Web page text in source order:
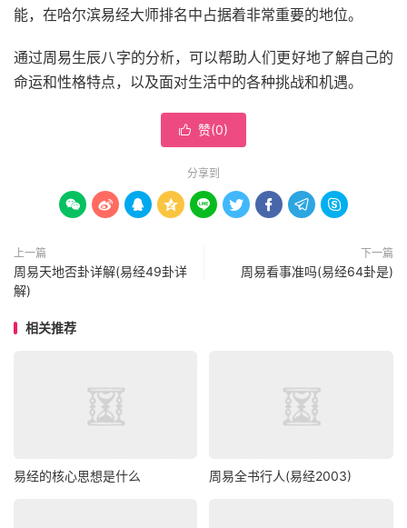
能，在哈尔滨易经大师排名中占据着非常重要的地位。
通过周易生辰八字的分析，可以帮助人们更好地了解自己的
命运和性格特点，以及面对生活中的各种挑战和机遇。
 赞(0)
分享到
        
上一篇
周易天地否卦详解(易经49卦详
解)
下一篇
周易看事准吗(易经64卦是)
相关推荐
易经的核心思想是什么 周易全书行人(易经2003)